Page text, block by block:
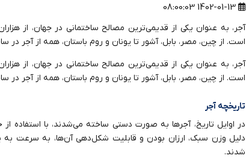
1402-01-13 08:00:03
آجر، به عنوان یکی از قدیمی‌ترین مصالح ساختمانی در جهان، از
است. از چین، مصر، بابل، آشور تا یونان و روم باستان، همه از آجر در
آجر، به عنوان یکی از قدیمی‌ترین مصالح ساختمانی در جهان، از
است. از چین، مصر، بابل، آشور تا یونان و روم باستان، همه از آجر در
تاریخچه آجر
در اوایل تاریخ، آجر‌ها به صورت دستی ساخته می‌شدند، با استفاده
دلیل وزن سبک، ارزان بودن و قابلیت شکل‌دهی آن‌ها، به سرعت به
شدند.